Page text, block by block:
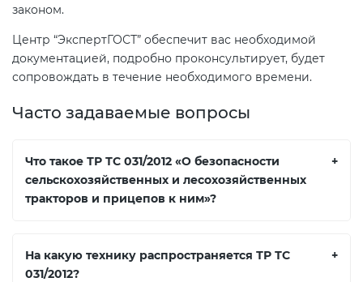
законом.
Центр “ЭкспертГОСТ” обеспечит вас необходимой
документацией, подробно проконсультирует, будет
сопровождать в течение необходимого времени.
Часто задаваемые вопросы
Что такое ТР ТС 031/2012 «О безопасности
сельскохозяйственных и лесохозяйственных
тракторов и прицепов к ним»?
+
На какую технику распространяется ТР ТС
031/2012?
+